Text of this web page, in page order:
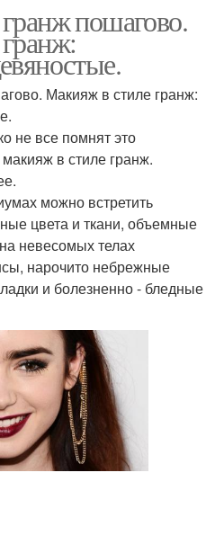
пошагово.
Макияж в стиле гранж:
не все помнят это
в стиле гранж.
можно встретить
цвета и ткани, объемные
невесомых телах
нарочито небрежные
и болезненно - бледные